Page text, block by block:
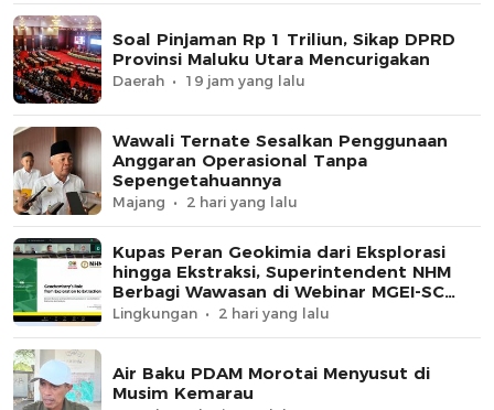
Soal Pinjaman Rp 1 Triliun, Sikap DPRD
Provinsi Maluku Utara Mencurigakan
Daerah 19 jam yang lalu
Wawali Ternate Sesalkan Penggunaan
Anggaran Operasional Tanpa
Sepengetahuannya
Majang 2 hari yang lalu
Kupas Peran Geokimia dari Eksplorasi
hingga Ekstraksi, Superintendent NHM
Berbagi Wawasan di Webinar MGEI-SC
UNG
Lingkungan 2 hari yang lalu
Air Baku PDAM Morotai Menyusut di
Musim Kemarau